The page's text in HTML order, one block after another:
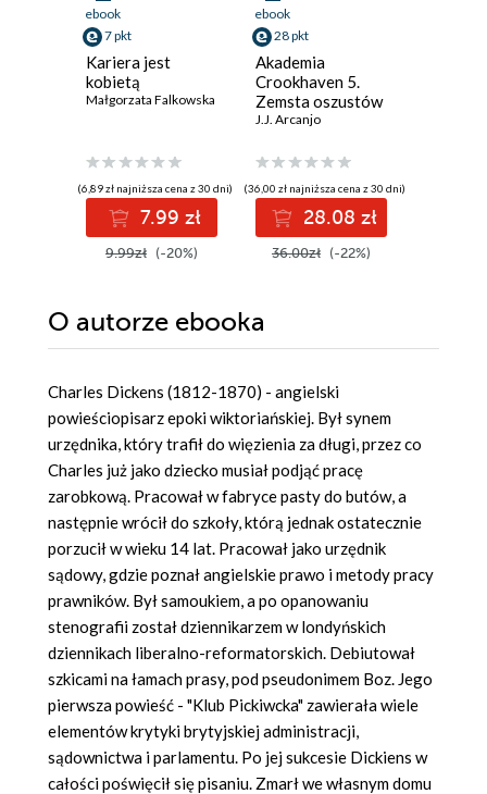
ebook
7 pkt
Kariera jest
kobietą
Małgorzata Falkowska
(6,89 zł najniższa cena z 30 dni)
7.99 zł
9.99zł (-20%)
ebook
28 pkt
Akademia
Crookhaven 5.
Zemsta oszustów
J.J. Arcanjo
(36,00 zł najniższa cena z 30 dni)
28.08 zł
36.00zł (-22%)
O autorze ebooka
Charles Dickens (1812-1870) - angielski
powieściopisarz epoki wiktoriańskiej. Był synem
urzędnika, który trafił do więzienia za długi, przez co
Charles już jako dziecko musiał podjąć pracę
zarobkową. Pracował w fabryce pasty do butów, a
następnie wrócił do szkoły, którą jednak ostatecznie
porzucił w wieku 14 lat. Pracował jako urzędnik
sądowy, gdzie poznał angielskie prawo i metody pracy
prawników. Był samoukiem, a po opanowaniu
stenografii został dziennikarzem w londyńskich
dziennikach liberalno-reformatorskich. Debiutował
szkicami na łamach prasy, pod pseudonimem Boz. Jego
pierwsza powieść - "Klub Pickiwcka" zawierała wiele
elementów krytyki brytyjskiej administracji,
sądownictwa i parlamentu. Po jej sukcesie Dickiens w
całości poświęcił się pisaniu. Zmarł we własnym domu